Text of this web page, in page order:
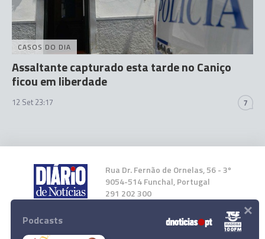
CASOS DO DIA
Assaltante capturado esta tarde no Caniço
ficou em liberdade
12 Set 23:17 7
Rua Dr. Fernão de Ornelas, 56 - 3º
9054-514 Funchal, Portugal
291 202 300
Instale a nossa App
Podcasts ×